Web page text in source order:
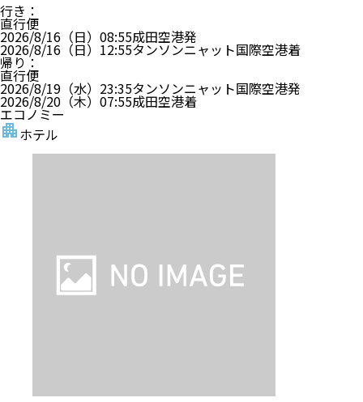
行き ：
直行便
2026/8/16（日） 08:55成田空港発
2026/8/16（日） 12:55タンソンニャット国際空港着
帰り ：
直行便
2026/8/19（水） 23:35タンソンニャット国際空港発
2026/8/20（木） 07:55成田空港着
エコノミー
ホテル